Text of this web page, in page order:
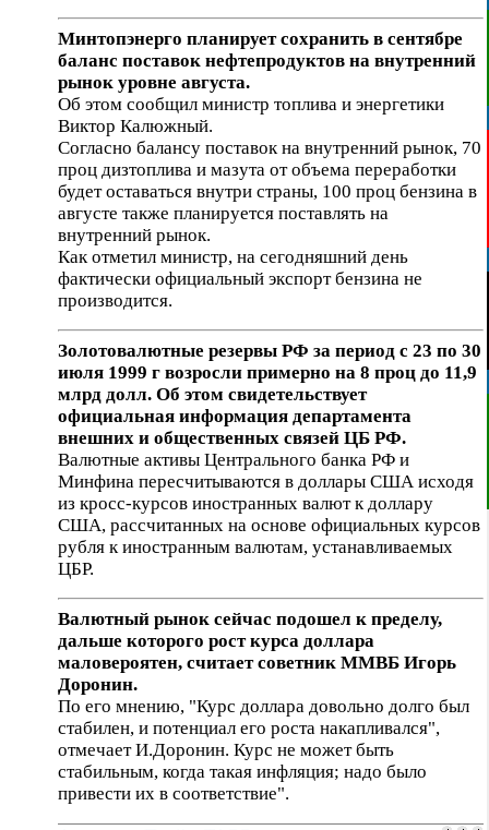
Минтопэнерго планирует сохранить в сентябре
баланс поставок нефтепродуктов на внутренний
рынок уровне августа.
Об этом сообщил министр топлива и энергетики
Виктор Калюжный.
Согласно балансу поставок на внутренний рынок, 70
проц дизтоплива и мазута от объема переработки
будет оставаться внутри страны, 100 проц бензина в
августе также планируется поставлять на
внутренний рынок.
Как отметил министр, на сегодняшний день
фактически официальный экспорт бензина не
производится.
Золотовалютные резервы РФ за период с 23 по 30
июля 1999 г возросли примерно на 8 проц до 11,9
млрд долл. Об этом свидетельствует
официальная информация департамента
внешних и общественных связей ЦБ РФ.
Валютные активы Центрального банка РФ и
Минфина пересчитываются в доллары США исходя
из кросс-курсов иностранных валют к доллару
США, рассчитанных на основе официальных курсов
рубля к иностранным валютам, устанавливаемых
ЦБР.
Валютный рынок сейчас подошел к пределу,
дальше которого рост курса доллара
маловероятен, считает советник ММВБ Игорь
Доронин.
По его мнению, "Курс доллара довольно долго был
стабилен, и потенциал его роста накапливался",
отмечает И.Доронин. Курс не может быть
стабильным, когда такая инфляция; надо было
привести их в соответствие".